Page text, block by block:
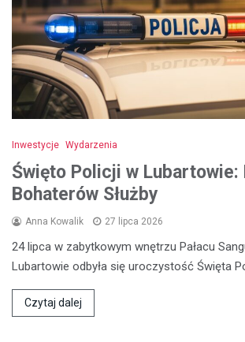
Inwestycje Wydarzenia
Święto Policji w Lubartowie:
Bohaterów Służby
Anna Kowalik 27 lipca 2026
24 lipca w zabytkowym wnętrzu Pałacu
Lubartowie odbyła się uroczystość Święta
Czytaj dalej